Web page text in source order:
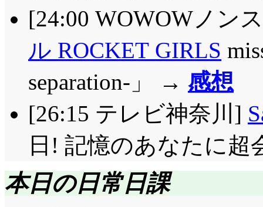
[24:00 WOWOWノン
ル ROCKET GIRLS
separation-」 → 感想
[26:15 テレビ神奈川]
日! 記憶のあなたに
本日の日常日課